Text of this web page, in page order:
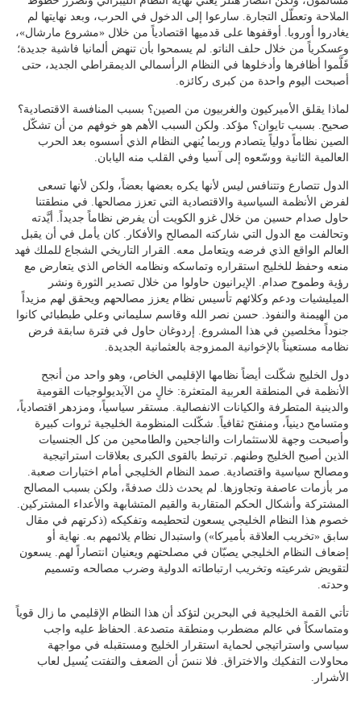
الملاحة وتعطّل التجارة. سارعوا إلى الدخول في الحرب، وبعد نهايتها لم
يغادروا أوروبا. أوقفوها على قدميها اقتصادياً من خلال «مشروع مارشال»،
وعسكرياً من خلال حلف الناتو. لم يسمحوا بأن تنهض ألمانيا فاشية جديدة؛
قَلَّموا أظافرها وأدخلوها في النظام الرأسمالي الديمقراطي الجديد، حتى
أصبحت اليوم واحدة من كبرى ركائزه.
لماذا يقلق الأميركيون والغربيون من الصين؟ بسبب المنافسة الاقتصادية؟
صحيح. بسبب تايوان؟ مؤكد. ولكن السبب الأهم هو خوفهم من أن تشكّل
الصين نظاماً دولياً يتصادم وربما يُنهي النظام الذي أسسوه بعد الحرب
العالمية الثانية ووسّعوه إلى آسيا وفي القلب منه اليابان.
الدول تتصارع وتتنافس ليس لأنها يكره بعضها بعضاً، ولكن لأنها تسعى
لفرض الأنظمة السياسية والاقتصادية التي تعزز مصالحها. في منطقتنا
حاول صدام حسين من خلال غزو الكويت أن يفرض نظاماً جديداً. أيَّدته
وتحالفت مع الدول التي شاركته المصالح والأفكار. كان يأمل في أن يقبل
العالم الواقع الذي فرضه ويتعامل معه. القرار التاريخي الشجاع للملك فهد
منعه وحفظ للخليج استقراره وتماسكه ونظامه الخاص الذي يتعارض مع
رؤية وطموح صدام. الإيرانيون حاولوا من خلال تصدير الثورة ونشر
الميليشيات ودعم وكلائهم تأسيس نظام يعزز مصالحهم ويحقق لهم مزيداً
من الهيمنة والنفوذ. حسن نصر الله وقاسم سليماني وعلي طبطبائي كانوا
جنوداً مخلصين في هذا المشروع. إردوغان حاول في فترة سابقة فرض
نظامه مستعيناً بالإخوانية الممزوجة بالعثمانية الجديدة.
دول الخليج شكّلت أيضاً نظامها الإقليمي الخاص، وهو واحد من أنجح
الأنظمة في المنطقة العربية المتعثرة: خالٍ من الآيديولوجيات القومية
والدينية المتطرفة والكيانات الانفصالية. مستقر سياسياً، ومزدهر اقتصادياً،
ومتسامح دينياً، ومنفتح ثقافياً. شكّلت المنظومة الخليجية ثروات كبيرة
وأصبحت وجهة للاستثمارات والناجحين والطامحين من كل الجنسيات
الذين أصبح الخليج وطنهم. ترتبط بالقوى الكبرى بعلاقات استراتيجية
ومصالح سياسية واقتصادية. صمد النظام الخليجي أمام اختبارات صعبة.
مر بأزمات عاصفة وتجاوزها. لم يحدث ذلك صدفةً، ولكن بسبب المصالح
المشتركة وأشكال الحكم المتقاربة والقيم المتشابهة والأعداء المشتركين.
خصوم هذا النظام الخليجي يسعون لتحطيمه وتفكيكه (ذكرتهم في مقال
سابق «تخريب العلاقة بأميركا») واستبدال نظام يلائمهم به. نهاية أو
إضعاف النظام الخليجي يصبّان في مصلحتهم ويعنيان انتصاراً لهم. يسعون
لتقويض شرعيته وتخريب ارتباطاته الدولية وضرب مصالحه وتسميم
وحدته.
تأتي القمة الخليجية في البحرين لتؤكد أن هذا النظام الإقليمي ما زال قوياً
ومتماسكاً في عالم مضطرب ومنطقة متصدعة. الحفاظ عليه واجب
سياسي واستراتيجي لحماية استقرار الخليج ومستقبله في مواجهة
محاولات التفكيك والاختراق. فلا ننسَ أن الضعف والتفتت يُسيل لعاب
الأشرار.